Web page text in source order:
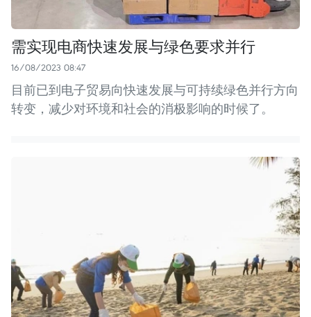
需实现电商快速发展与绿色要求并行
16/08/2023 08:47
目前已到电子贸易向快速发展与可持续绿色并行方向
转变，减少对环境和社会的消极影响的时候了。